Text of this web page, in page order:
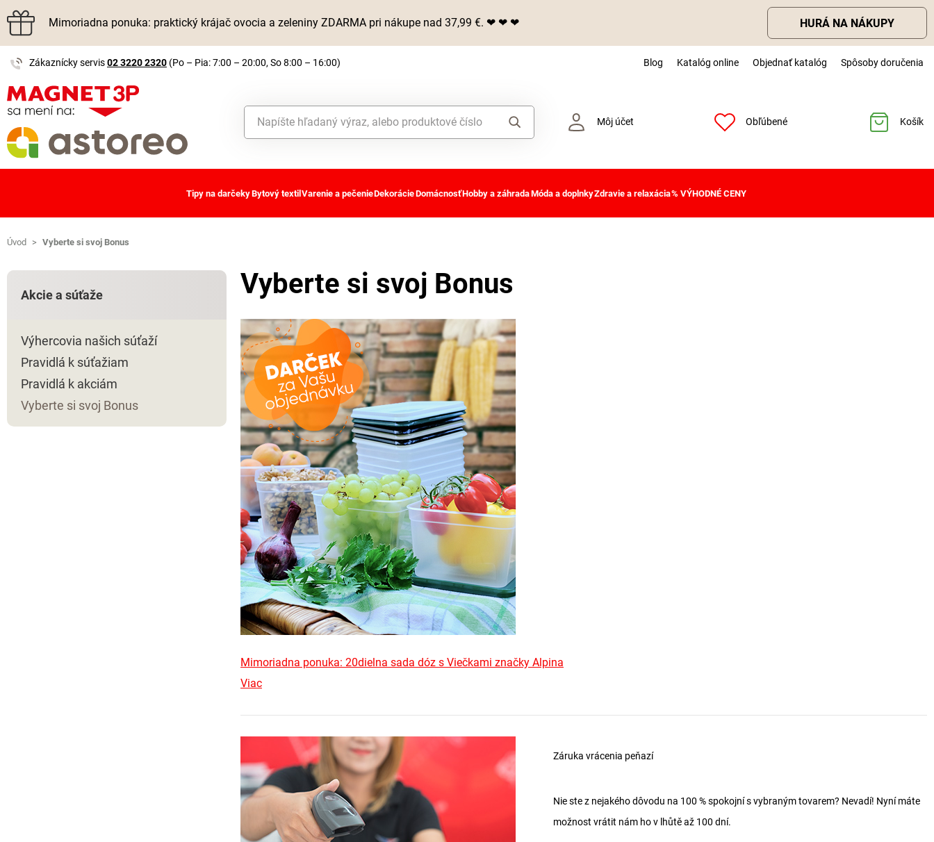
Mimoriadna ponuka: praktický krájač ovocia a zeleniny ZDARMA pri nákupe nad 37,99 €. ❤ ❤ ❤ HURÁ NA NÁKUPY
Zákaznícky servis02 3220 2320 (Po – Pia: 7:00 – 20:00, So 8:00 – 16:00) Blog Katalóg online Objednať katalóg Spôsoby doručenia
Môj účet Obľúbené Košík
Tipy na darčekyBytový textil Varenie a pečenieDekorácieDomácnosťHobby a záhradaMóda a doplnkyZdravie a relaxácia% VÝHODNÉ CENY
Úvod > Vyberte si svoj Bonus
Akcie a súťaže
Výhercovia našich súťaží
Pravidlá k súťažiam
Pravidlá k akciám
Vyberte si svoj Bonus
Vyberte si svoj Bonus
Mimoriadna ponuka: 20dielna sada dóz s Viečkami značky Alpina
Viac
Záruka vrácenia peňazí
Nie ste z nejakého dôvodu na 100 % spokojní s vybraným tovarem? Nevadí! Nyní máte
možnost vrátit nám ho v lhůtě až 100 dní.